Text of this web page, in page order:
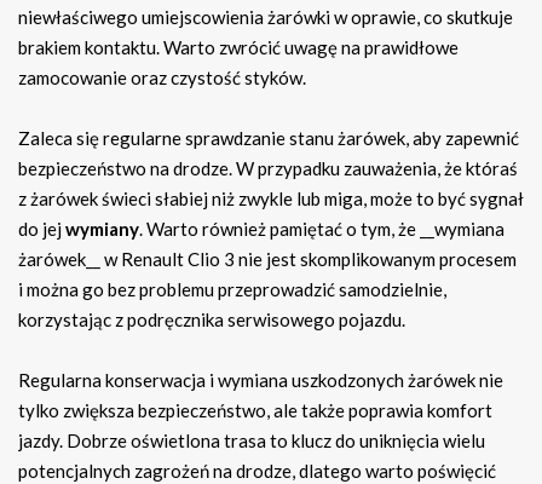
niewłaściwego umiejscowienia żarówki w oprawie, co skutkuje
brakiem kontaktu. Warto zwrócić uwagę na prawidłowe
zamocowanie oraz czystość styków.
Zaleca się regularne sprawdzanie stanu żarówek, aby zapewnić
bezpieczeństwo na drodze. W przypadku zauważenia, że któraś
z żarówek świeci słabiej niż zwykle lub miga, może to być sygnał
do jejwymiany. Warto również pamiętać o tym, że __wymiana
żarówek__ w Renault Clio 3 nie jest skomplikowanym procesem
i można go bez problemu przeprowadzić samodzielnie,
korzystając z podręcznika serwisowego pojazdu.
Regularna konserwacja i wymiana uszkodzonych żarówek nie
tylko zwiększa bezpieczeństwo, ale także poprawia komfort
jazdy. Dobrze oświetlona trasa to klucz do uniknięcia wielu
potencjalnych zagrożeń na drodze, dlatego warto poświęcić